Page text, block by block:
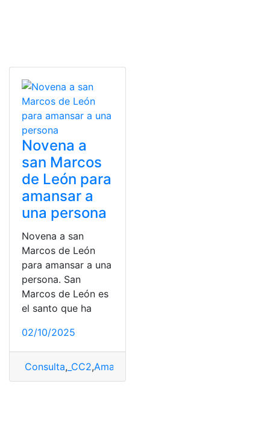
Novena a
san Marcos
de León para
amansar a
una persona
Novena a san
Marcos de León
para amansar a una
persona. San
Marcos de León es
el santo que ha
02/10/2025
Consulta, _CC2,Amansar